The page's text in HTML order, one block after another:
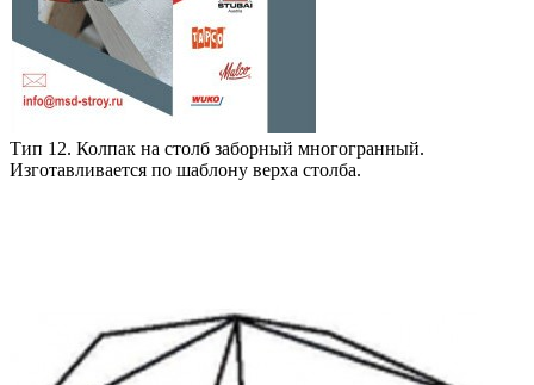
Тип 12. Колпак на столб заборный многогранный.
Изготавливается по шаблону верха столба.